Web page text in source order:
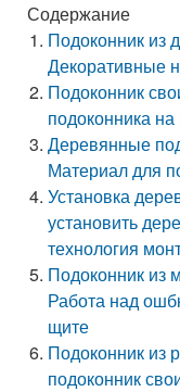
Содержание
Подоконник из
Декоративные
Подоконник
подоконника
Деревянные
Материал для
Установка
установить
технология
Подоконник из
Работа над
щите
Подоконник из
подоконник